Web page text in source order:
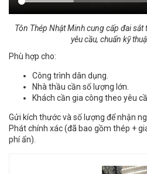
Tôn Thép Nhật Minh cung cấp đai
yêu cầu, chuẩn kỹ
Phù hợp cho:
Công trình dân dụng.
Nhà thầu cần số lượng lớn.
Khách cần gia công theo yêu
Gửi kích thước và số lượng để nhận
Phát chính xác (đã bao gồm thép +
phí ẩn).